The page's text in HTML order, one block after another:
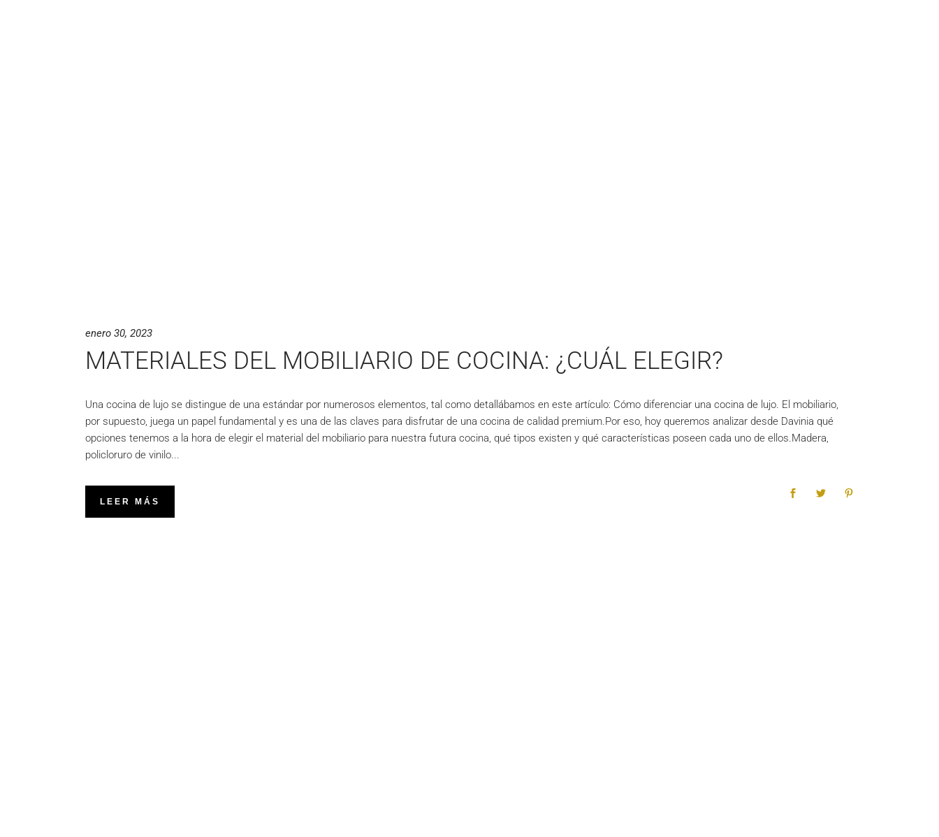
enero 30, 2023
MATERIALES DEL MOBILIARIO DE COCINA: ¿CUÁL ELEGIR?
Una cocina de lujo se distingue de una estándar por numerosos elementos, tal como detallábamos en este artículo: Cómo diferenciar una cocina de lujo. El mobiliario,
por supuesto, juega un papel fundamental y es una de las claves para disfrutar de una cocina de calidad premium.Por eso, hoy queremos analizar desde Davinia qué
opciones tenemos a la hora de elegir el material del mobiliario para nuestra futura cocina, qué tipos existen y qué características poseen cada uno de ellos.Madera,
policloruro de vinilo
LEER MÁS